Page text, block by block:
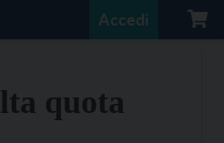
Accedi
quota